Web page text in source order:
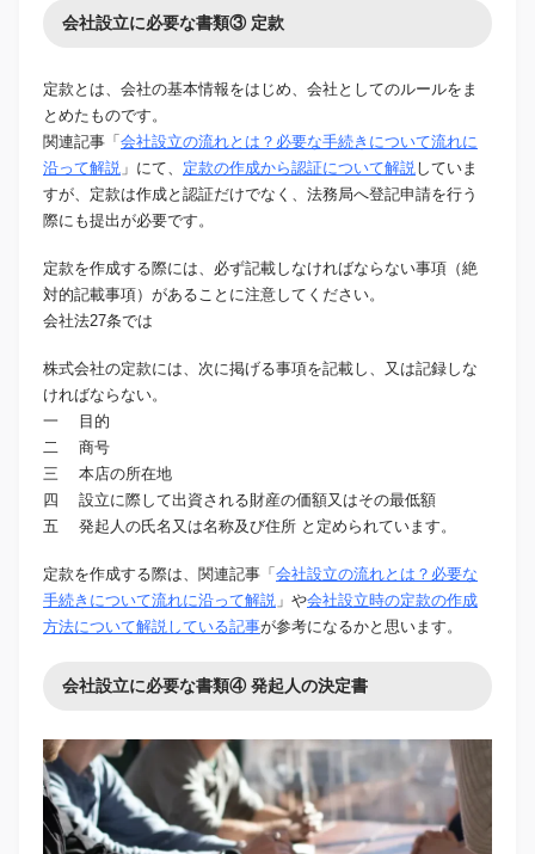
会社設立に必要な書類③ 定款
定款とは、会社の基本情報をはじめ、会社としてのルールをま
とめたものです。
関連記事「 会社設立の流れとは？必要な手続きについて流れに
沿って解説 」にて、 定款の作成から認証について解説 していま
すが、定款は作成と認証だけでなく、法務局へ登記申請を行う
際にも提出が必要です。
定款を作成する際には、必ず記載しなければならない事項（絶
対的記載事項）があることに注意してください。
会社法27条では
株式会社の定款には、次に掲げる事項を記載し、又は記録しな
ければならない。
一 目的
二 商号
三 本店の所在地
四 設立に際して出資される財産の価額又はその最低額
五 発起人の氏名又は名称及び住所 と定められています。
定款を作成する際は、関連記事「 会社設立の流れとは？必要な
手続きについて流れに沿って解説 」や会社設立時の定款の作成
方法について解説している記事が参考になるかと思います。
会社設立に必要な書類④ 発起人の決定書